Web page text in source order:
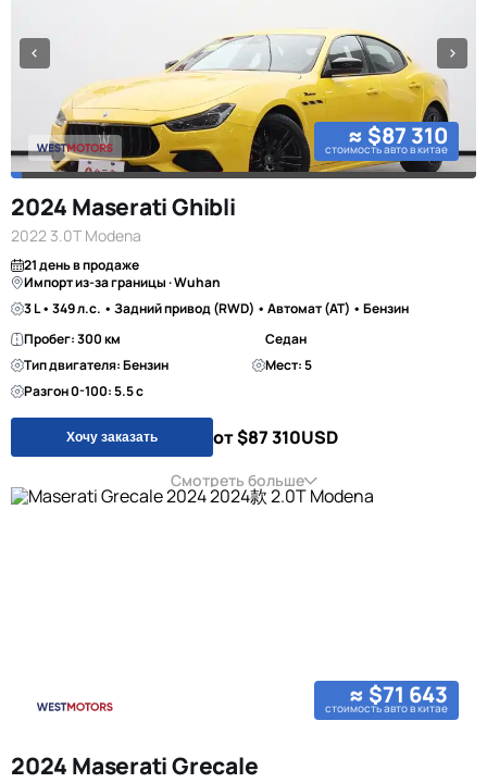
≈ $87 310
стоимость авто в китае
2024 Maserati Ghibli
2022 3.0T Modena
21 день в продаже
Импорт из-за границы · Wuhan
3 L • 349 л.с. • Задний привод (RWD) • Автомат (AT) • Бензин
Пробег: 300 км
Седан
Тип двигателя: Бензин
Мест: 5
Разгон 0-100: 5.5 с
Хочу заказать от $87 310USD
Смотреть больше
≈ $71 643
стоимость авто в китае
2024 Maserati Grecale